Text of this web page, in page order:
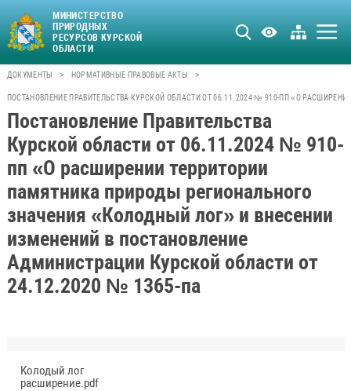
МИНИСТЕРСТВО
ПРИРОДНЫХ
РЕСУРСОВ КУРСКОЙ
ОБЛАСТИ
ДОКУМЕНТЫ > НОРМАТИВНЫЕ ПРАВОВЫЕ АКТЫ >
ПОСТАНОВЛЕНИЕ ПРАВИТЕЛЬСТВА КУРСКОЙ ОБЛАСТИ ОТ 06.11.2024 № 910-ПП «О
Постановление Правительства
Курской области от 06.11.2024 № 910-
пп «О расширении территории
памятника природы регионального
значения «Колодный лог» и внесении
изменений в постановление
Администрации Курской области от
24.12.2020 № 1365-па
Колодый лог
расширение.pdf